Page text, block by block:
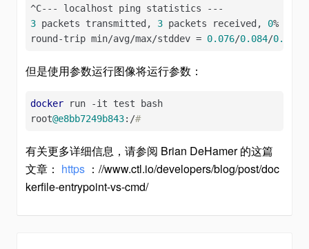
3 packets transmitted, 3 packets received, 0%
round-trip min/avg/max/stddev = 0.076/0.084/0.090
但是使用参数运行图像将运行参数：
docker run -it test bash
root@e8bb7249b843:/#
有关更多详细信息，请参阅 Brian DeHamer 的这篇
文章： https ：//www.ctl.io/developers/blog/post/doc
kerfile-entrypoint-vs-cmd/